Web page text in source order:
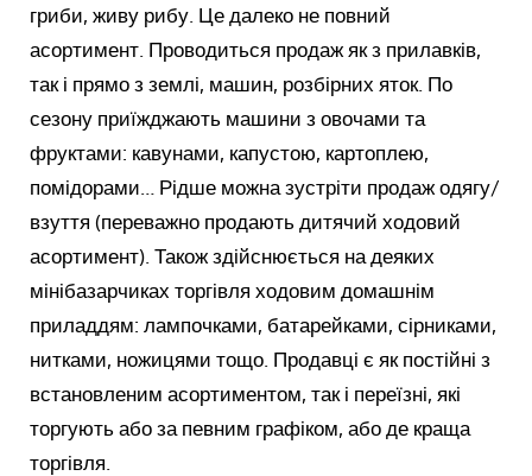
гриби, живу рибу. Це далеко не повний
асортимент. Проводиться продаж як з прилавків,
так і прямо з землі, машин, розбірних яток. По
сезону приїжджають машини з овочами та
фруктами: кавунами, капустою, картоплею,
помідорами… Рідше можна зустріти продаж одягу/
взуття (переважно продають дитячий ходовий
асортимент). Також здійснюється на деяких
мінібазарчиках торгівля ходовим домашнім
приладдям: лампочками, батарейками, сірниками,
нитками, ножицями тощо. Продавці є як постійні з
встановленим асортиментом, так і переїзні, які
торгують або за певним графіком, або де краща
торгівля.